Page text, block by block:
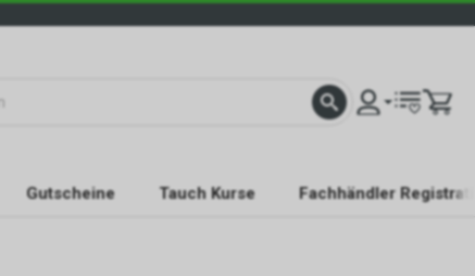
Gutscheine Tauch Kurse Fachhändler